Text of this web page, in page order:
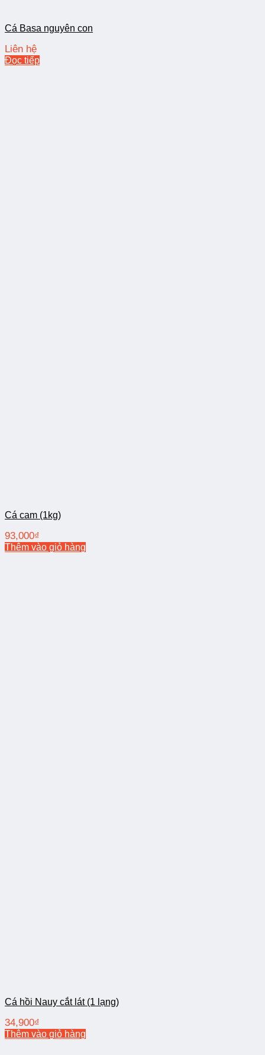
Cá Basa nguyên con
Liên hệ
Đọc tiếp
Cá cam (1kg)
93,000₫
Thêm vào giỏ hàng
Cá hồi Nauy cắt lát (1 lạng)
34,900₫
Thêm vào giỏ hàng